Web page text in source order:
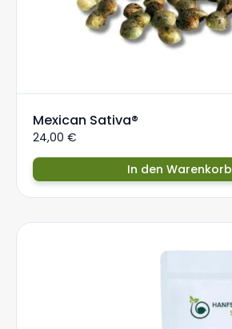
Mexican Sativa®
24,00 €
In den Warenkorb